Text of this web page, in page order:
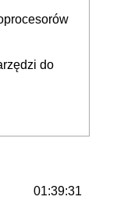
do
01:39:31